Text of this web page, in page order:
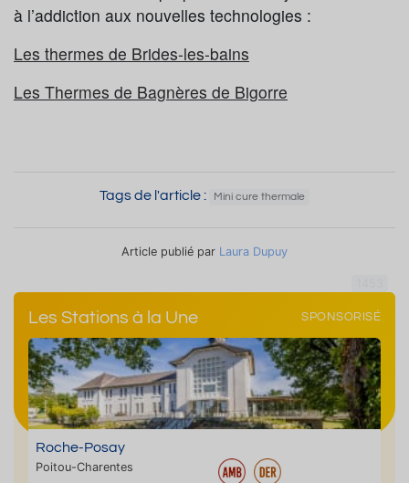
à l’addiction aux nouvelles technologies :
Les thermes de Brides-les-bains
Les Thermes de Bagnères de Bigorre
Tags de l'article : Mini cure thermale
Article publié par Laura Dupuy
Les Stations à la Une SPONSORISÉ
Roche-Posay
Poitou-Charentes